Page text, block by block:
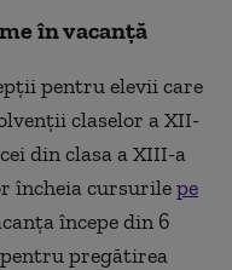
în vacanță
pentru elevii care
claselor a XII-
din clasa a XIII-a
încheia cursurilepe
începe din 6
pregătirea